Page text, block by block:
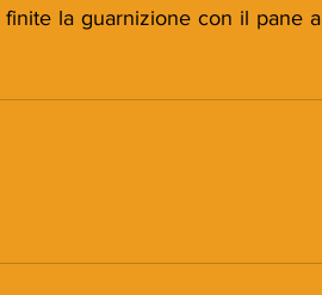
la guarnizione con il pane a